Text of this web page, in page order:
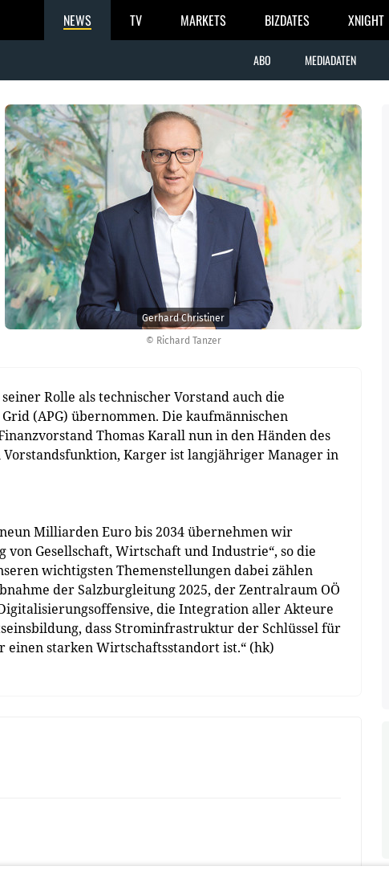
NEWS TV MARKETS BIZDATES XNIGHT
ABO MEDIADATEN
© Richard Tanzer
Gerhard Christiner
Rolle als technischer Vorstand auch die
(APG) übernommen. Die kaufmännischen
Thomas Karall nun in den Händen des
Karger ist langjähriger Manager in
Milliarden Euro bis 2034 übernehmen wir
Gesellschaft, Wirtschaft und Industrie“, so die
wichtigsten Themenstellungen dabei zählen
der Salzburgleitung 2025, der Zentralraum OÖ
die Integration aller Akteure
dass Strominfrastruktur der Schlüssel für
starken Wirtschaftsstandort ist.“ (hk)